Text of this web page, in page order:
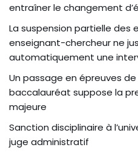
entraîner le changement
La suspension partielle des
enseignant-chercheur ne
automatiquement une
Un passage en épreuves
baccalauréat suppose la
majeure
Sanction disciplinaire à
juge administratif